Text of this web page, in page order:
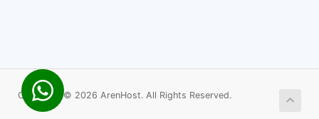
Copyright © 2026 ArenHost. All Rights Reserved.